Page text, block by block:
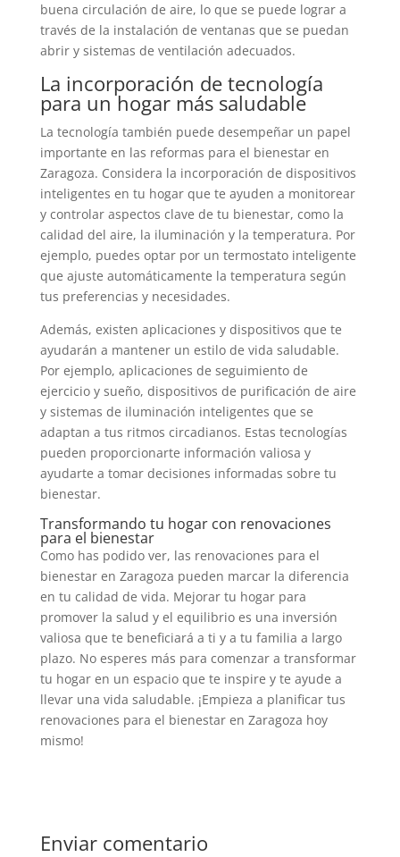
buena circulación de aire, lo que se puede lograr a
través de la instalación de ventanas que se puedan
abrir y sistemas de ventilación adecuados.
La incorporación de tecnología
para un hogar más saludable
La tecnología también puede desempeñar un papel
importante en las reformas para el bienestar en
Zaragoza. Considera la incorporación de dispositivos
inteligentes en tu hogar que te ayuden a monitorear
y controlar aspectos clave de tu bienestar, como la
calidad del aire, la iluminación y la temperatura. Por
ejemplo, puedes optar por un termostato inteligente
que ajuste automáticamente la temperatura según
tus preferencias y necesidades.
Además, existen aplicaciones y dispositivos que te
ayudarán a mantener un estilo de vida saludable.
Por ejemplo, aplicaciones de seguimiento de
ejercicio y sueño, dispositivos de purificación de aire
y sistemas de iluminación inteligentes que se
adaptan a tus ritmos circadianos. Estas tecnologías
pueden proporcionarte información valiosa y
ayudarte a tomar decisiones informadas sobre tu
bienestar.
Transformando tu hogar con renovaciones
para el bienestar
Como has podido ver, las renovaciones para el
bienestar en Zaragoza pueden marcar la diferencia
en tu calidad de vida. Mejorar tu hogar para
promover la salud y el equilibrio es una inversión
valiosa que te beneficiará a ti y a tu familia a largo
plazo. No esperes más para comenzar a transformar
tu hogar en un espacio que te inspire y te ayude a
llevar una vida saludable. ¡Empieza a planificar tus
renovaciones para el bienestar en Zaragoza hoy
mismo!
Enviar comentario